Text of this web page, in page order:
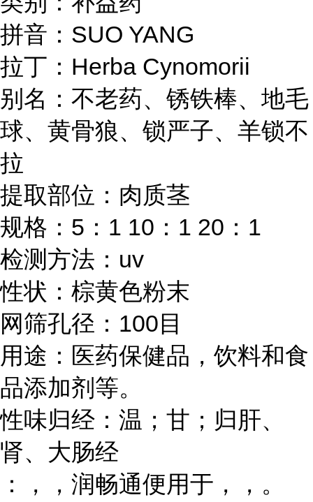
拼音： SUO YANG
拉丁： Herba Cynomorii
别名：不老药、锈铁棒、地毛
球、黄骨狼、锁严子、羊锁不
拉
提取部位：肉质茎
规格： 5：1 10：1 20：1
检测方法： uv
性状：棕黄色粉末
网筛孔径： 100目
用途：医药保健品，饮料和食
品添加剂等。
性味归经：温；甘；归肝、
肾、大肠经
：，，润畅通便用于，，。